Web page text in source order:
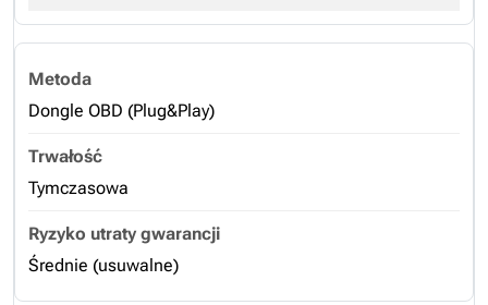
Dongle OBD (Plug&Play)
Tymczasowa
Średnie (usuwalne)